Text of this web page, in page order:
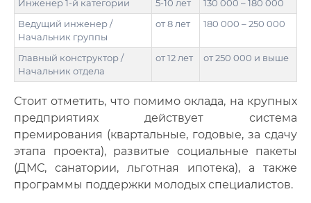
Инженер 1-й категории
5-10 лет
130 000 – 180 000
Ведущий инженер /
Начальник группы
от 8 лет 180 000 – 250 000
Главный конструктор /
Начальник отдела
от 12 лет от 250 000 и выше
Стоит отметить, что помимо оклада, на крупных
предприятиях действует система
премирования (квартальные, годовые, за сдачу
этапа проекта), развитые социальные пакеты
(ДМС, санатории, льготная ипотека), а также
программы поддержки молодых специалистов.